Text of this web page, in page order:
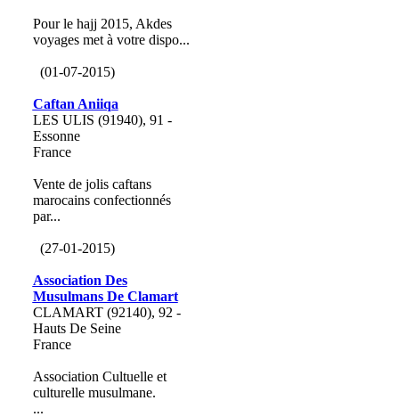
Pour le hajj 2015, Akdes
voyages met à votre dispo...
(01-07-2015)
Caftan Aniiqa
LES ULIS (91940), 91 -
Essonne
France
Vente de jolis caftans
marocains confectionnés
par...
(27-01-2015)
Association Des
Musulmans De Clamart
CLAMART (92140), 92 -
Hauts De Seine
France
Association Cultuelle et
culturelle musulmane.
...